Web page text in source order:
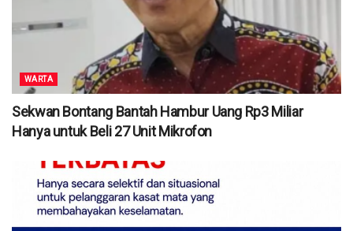
WARTA
Sekwan Bontang Bantah Hambur Uang Rp3 Miliar
Hanya untuk Beli 27 Unit Mikrofon